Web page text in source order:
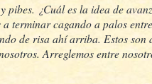
pibes. ¿Cuál es la idea de
a terminar cagando a palos
de risa ahí arriba. Estos son
Arreglemos entre